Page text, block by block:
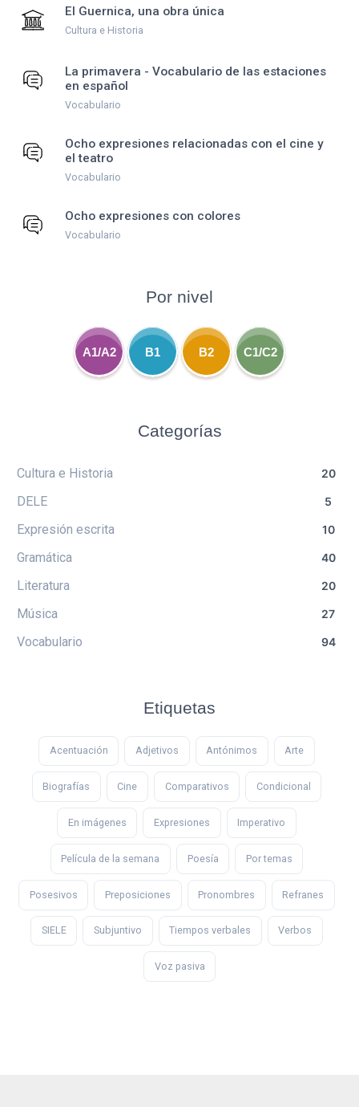
El Guernica, una obra única
Cultura e Historia
La primavera - Vocabulario de las estaciones
en español
Vocabulario
Ocho expresiones relacionadas con el cine y
el teatro
Vocabulario
Ocho expresiones con colores
Vocabulario
Por nivel
A1/A2 B1 B2 C1/C2
Categorías
Cultura e Historia 20
DELE 5
Expresión escrita 10
Gramática 40
Literatura 20
Música 27
Vocabulario 94
Etiquetas
Acentuación Adjetivos Antónimos Arte
Biografías Cine Comparativos Condicional
En imágenes Expresiones Imperativo
Película de la semana Poesía Por temas
Posesivos Preposiciones Pronombres Refranes
SIELE Subjuntivo Tiempos verbales Verbos
Voz pasiva